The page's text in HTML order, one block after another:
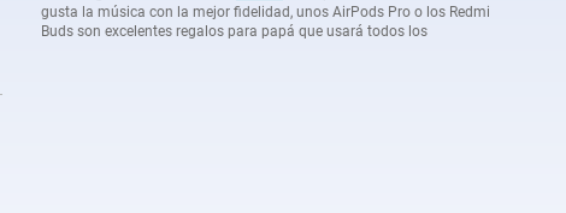
gusta la música con la mejor fidelidad, unos AirPods Pro o los Redmi
Buds son excelentes regalos para papá que usará todos los